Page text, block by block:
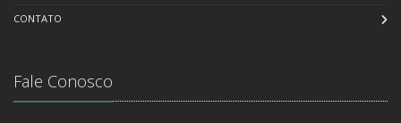
CONTATO
Fale Conosco